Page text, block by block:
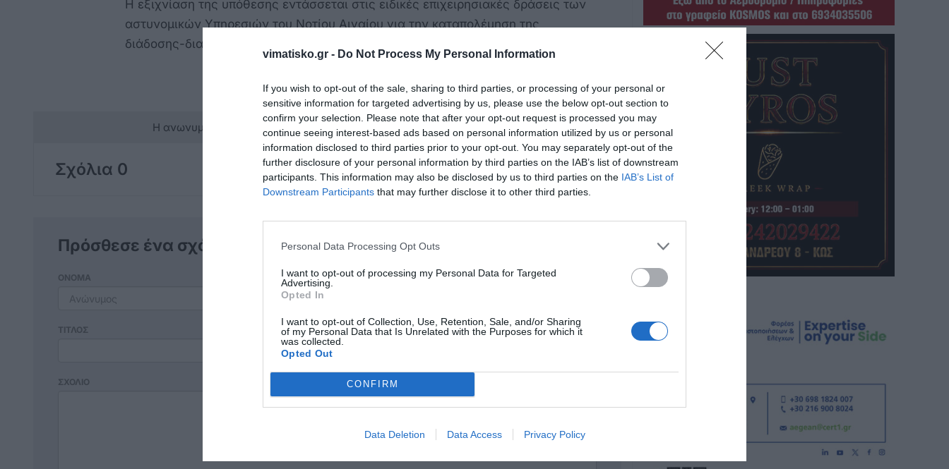
vimatisko.gr - Do Not Process My Personal Information
If you wish to opt-out of the sale, sharing to third parties, or processing of your personal or
sensitive information for targeted advertising by us, please use the below opt-out section to
confirm your selection. Please note that after your opt-out request is processed you may
continue seeing interest-based ads based on personal information utilized by us or personal
information disclosed to third parties prior to your opt-out. You may separately opt-out of the
further disclosure of your personal information by third parties on the IAB’s list of downstream
participants. This information may also be disclosed by us to third parties on the IAB’s List of
Downstream Participants that may further disclose it to other third parties.
Personal Data Processing Opt Outs
I want to opt-out of processing my Personal Data for Targeted
Advertising.
Opted In
I want to opt-out of Collection, Use, Retention, Sale, and/or Sharing
of my Personal Data that Is Unrelated with the Purposes for which it
was collected.
Opted Out
CONFIRM
Data Deletion Data Access Privacy Policy
Η εξιχνίαση της υπόθεσης εντάσσεται στις ειδικές επιχειρησιακές δράσεις των
αστυνομικών Υπηρεσιών του Νοτίου Αιγαίου για την καταπολέμηση της
διάδοσης-διακίνησης των ναρκωτικών.
Η ανωνυμία είναι το καλύτερο κρησφύγετο δειλίας και χυδαιότητας!
Σχόλια 0
Πρόσθεσε ένα σχόλιο
ΟΝΟΜΑ
ΤΙΤΛΟΣ
ΣΧΟΛΙΟ